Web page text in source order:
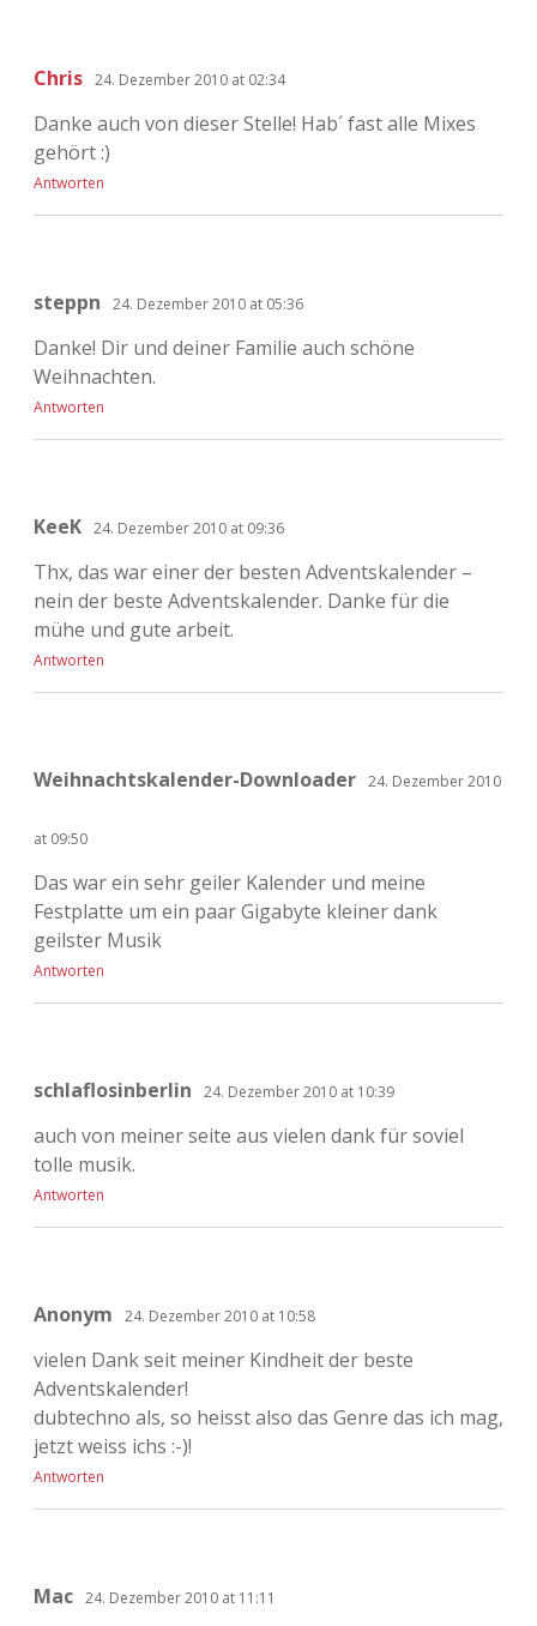
Chris 24. Dezember 2010 at 02:34
Danke auch von dieser Stelle! Hab´ fast alle Mixes
gehört :)
Antworten
steppn 24. Dezember 2010 at 05:36
Danke! Dir und deiner Familie auch schöne
Weihnachten.
Antworten
KeeK 24. Dezember 2010 at 09:36
Thx, das war einer der besten Adventskalender –
nein der beste Adventskalender. Danke für die
mühe und gute arbeit.
Antworten
Weihnachtskalender-Downloader 24. Dezember 2010
at 09:50
Das war ein sehr geiler Kalender und meine
Festplatte um ein paar Gigabyte kleiner dank
geilster Musik
Antworten
schlaflosinberlin 24. Dezember 2010 at 10:39
auch von meiner seite aus vielen dank für soviel
tolle musik.
Antworten
Anonym 24. Dezember 2010 at 10:58
vielen Dank seit meiner Kindheit der beste
Adventskalender!
dubtechno als, so heisst also das Genre das ich mag,
jetzt weiss ichs :-)!
Antworten
Mac 24. Dezember 2010 at 11:11